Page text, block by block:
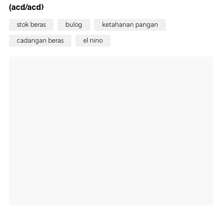
(acd/acd)
stok beras bulog ketahanan pangan
cadangan beras el nino